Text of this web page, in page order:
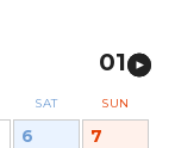
01
SAT SUN
6 7